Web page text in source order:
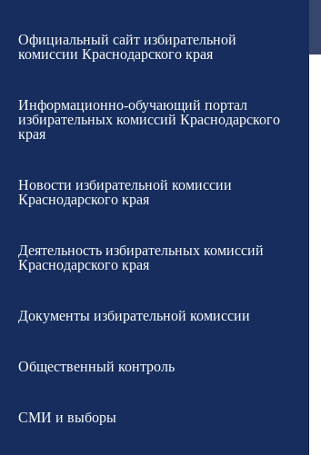
Официальный сайт избирательной
комиссии Краснодарского края
Информационно-обучающий портал
избирательных комиссий Краснодарского
края
Новости избирательной комиссии
Краснодарского края
Деятельность избирательных комиссий
Краснодарского края
Документы избирательной комиссии
Общественный контроль
СМИ и выборы